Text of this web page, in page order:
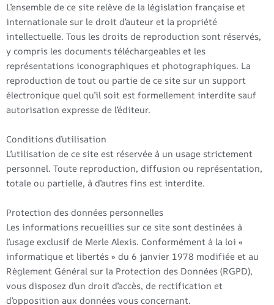
L’ensemble de ce site relève de la législation française et
internationale sur le droit d’auteur et la propriété
intellectuelle. Tous les droits de reproduction sont réservés,
y compris les documents téléchargeables et les
représentations iconographiques et photographiques. La
reproduction de tout ou partie de ce site sur un support
électronique quel qu’il soit est formellement interdite sauf
autorisation expresse de l’éditeur.
Conditions d’utilisation
L’utilisation de ce site est réservée à un usage strictement
personnel. Toute reproduction, diffusion ou représentation,
totale ou partielle, à d’autres fins est interdite.
Protection des données personnelles
Les informations recueillies sur ce site sont destinées à
l’usage exclusif de Merle Alexis. Conformément à la loi «
informatique et libertés » du 6 janvier 1978 modifiée et au
Règlement Général sur la Protection des Données (RGPD),
vous disposez d’un droit d’accès, de rectification et
d’opposition aux données vous concernant.